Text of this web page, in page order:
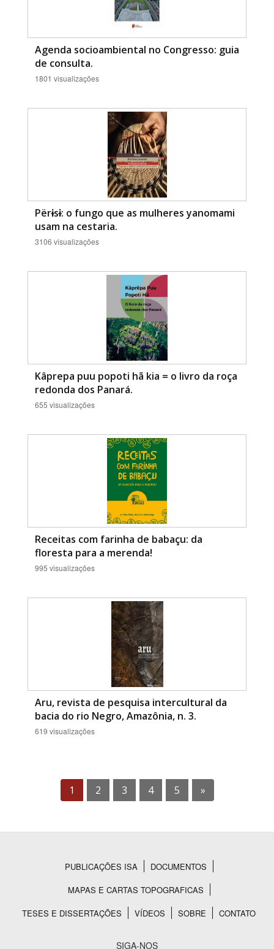
Agenda socioambiental no Congresso: guia
de consulta.
1801 visualizações
Përɨsɨ: o fungo que as mulheres yanomami
usam na cestaria.
3106 visualizações
Kâprepa puu popoti hã kia = o livro da roça
redonda dos Panará.
655 visualizações
Receitas com farinha de babaçu: da
floresta para a merenda!
995 visualizações
Aru, revista de pesquisa intercultural da
bacia do rio Negro, Amazônia, n. 3.
619 visualizações
1 2 3 4 5 »
Rodapé
PUBLICAÇÕES ISA
DOCUMENTOS
MAPAS E CARTAS TOPOGRAFICAS
TESES E DISSERTAÇÕES
VÍDEOS SOBRE CONTATO
SIGA-NOS